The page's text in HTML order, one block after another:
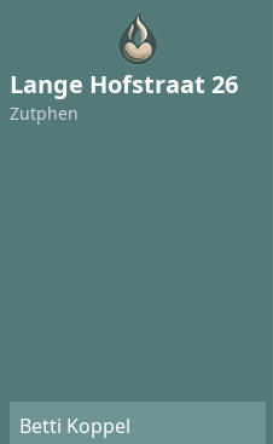
Lange Hofstraat 26
Zutphen
Betti Koppel